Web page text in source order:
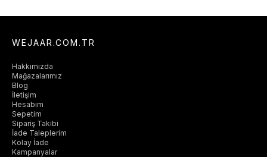
WEJAAR.COM.TR
Hakkımızda
Mağazalarımız
Blog
İletişim
Hesabım
Sepetim
Sipariş Takibi
İade Taleplerim
Kolay İade
Kampanyalar